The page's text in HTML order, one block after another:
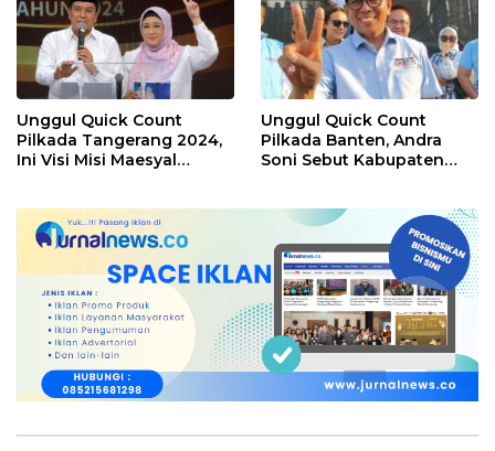
Unggul Quick Count
Pilkada Tangerang 2024,
Ini Visi Misi Maesyal
Unggul Quick Count
Pilkada Banten, Andra
Soni Sebut Kabupaten